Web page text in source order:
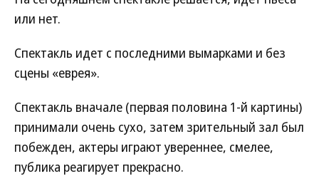
или нет.
Спектакль идет с последними вымарками и без
сцены «еврея».
Спектакль вначале (первая половина 1-й картины)
принимали очень сухо, затем зрительный зал был
побежден, актеры играют увереннее, смелее,
публика реагирует прекрасно.